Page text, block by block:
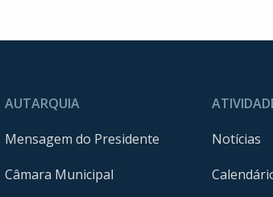
AUTARQUIA
Mensagem do Presidente
Câmara Municipal
Notícias